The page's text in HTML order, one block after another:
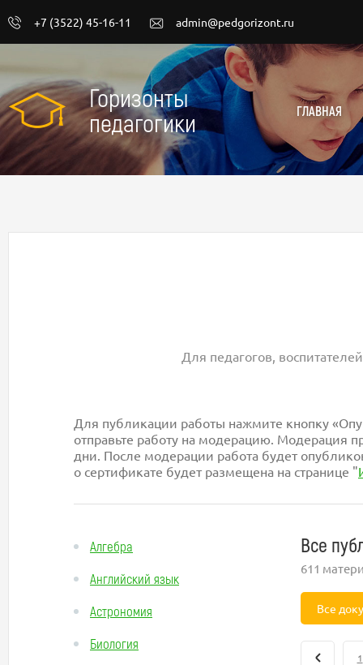
+7 (3522) 45-16-11 admin@pedgorizont.ru
Горизонты
педагогики
ГЛАВНАЯ
Для педагогов,
Для публикации работы нажмите кнопку
отправьте работу на модерацию. Модерация
дни. После модерации работа будет
о сертификате будет размещена на странице "
Алгебра
Английский язык
Астрономия
Биология
Все
611
Все
1